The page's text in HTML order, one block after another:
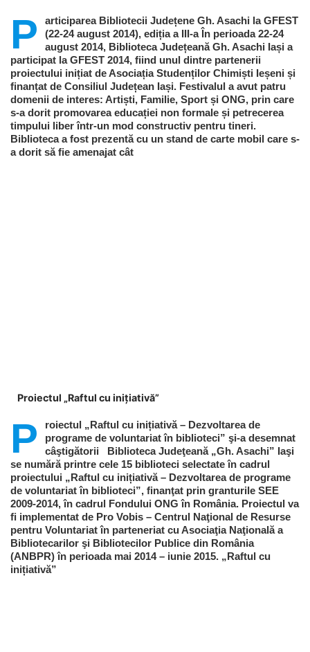
P
articiparea Bibliotecii Județene Gh. Asachi la GFEST
(22-24 august 2014), ediția a III-a În perioada 22-24
august 2014, Biblioteca Județeană Gh. Asachi Iași a
participat la GFEST 2014, fiind unul dintre partenerii
proiectului inițiat de Asociația Studenților Chimiști Ieșeni și
finanțat de Consiliul Județean Iași. Festivalul a avut patru
domenii de interes: Artiști, Familie, Sport și ONG, prin care
s-a dorit promovarea educației non formale și petrecerea
timpului liber într-un mod constructiv pentru tineri.
Biblioteca a fost prezentă cu un stand de carte mobil care s-
a dorit să fie amenajat cât
Proiectul „Raftul cu inițiativă”
P
roiectul „Raftul cu inițiativă – Dezvoltarea de
programe de voluntariat în biblioteci” şi-a desemnat
câştigătorii Biblioteca Judeţeană „Gh. Asachi” Iaşi
se numără printre cele 15 biblioteci selectate în cadrul
proiectului „Raftul cu inițiativă – Dezvoltarea de programe
de voluntariat în biblioteci”, finanţat prin granturile SEE
2009-2014, în cadrul Fondului ONG în România. Proiectul va
fi implementat de Pro Vobis – Centrul Naţional de Resurse
pentru Voluntariat în parteneriat cu Asociaţia Naţională a
Bibliotecarilor şi Bibliotecilor Publice din România
(ANBPR) în perioada mai 2014 – iunie 2015. „Raftul cu
inițiativă”